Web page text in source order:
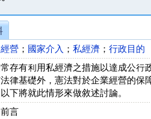
營 ； 國家介入 ； 私經濟 ； 行政目的
存有利用私經濟之措施以達成公行
律基礎外，憲法對於企業經營的保
下將就此情形來做敘述討論。
言